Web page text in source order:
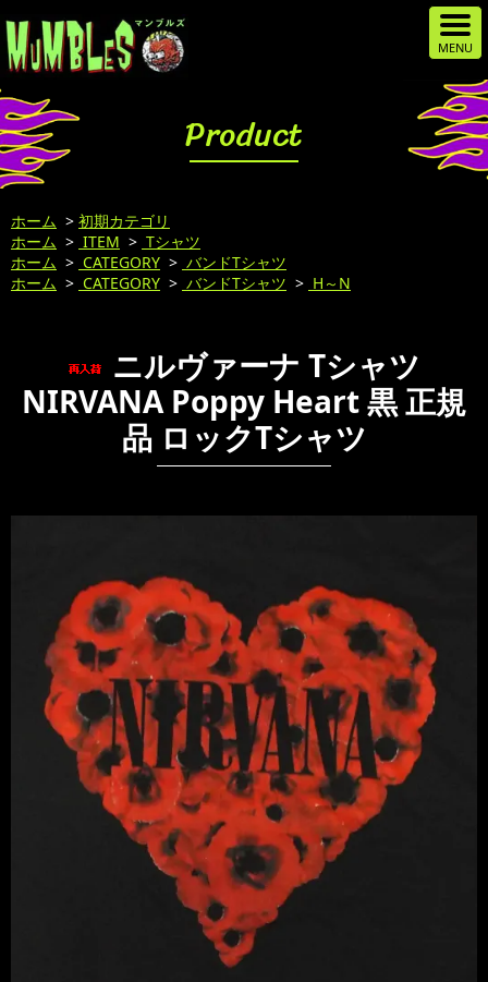
Product
ホーム > 初期カテゴリ
ホーム > ITEM > Tシャツ
ホーム > CATEGORY > バンドTシャツ
ホーム > CATEGORY > バンドTシャツ > H～N
ニルヴァーナ Tシャツ
NIRVANA Poppy Heart 黒 正規
品 ロックTシャツ